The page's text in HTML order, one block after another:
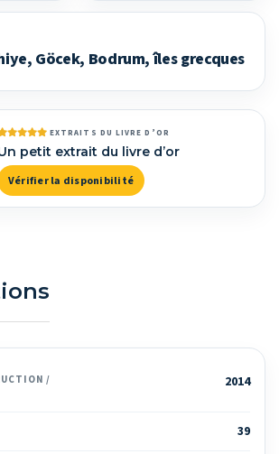
Göcek, Bodrum, îles grecques
EXTRAITS DU LIVRE D’OR
petit extrait du livre d’or
Vérifier la disponibilité
/
2014
39